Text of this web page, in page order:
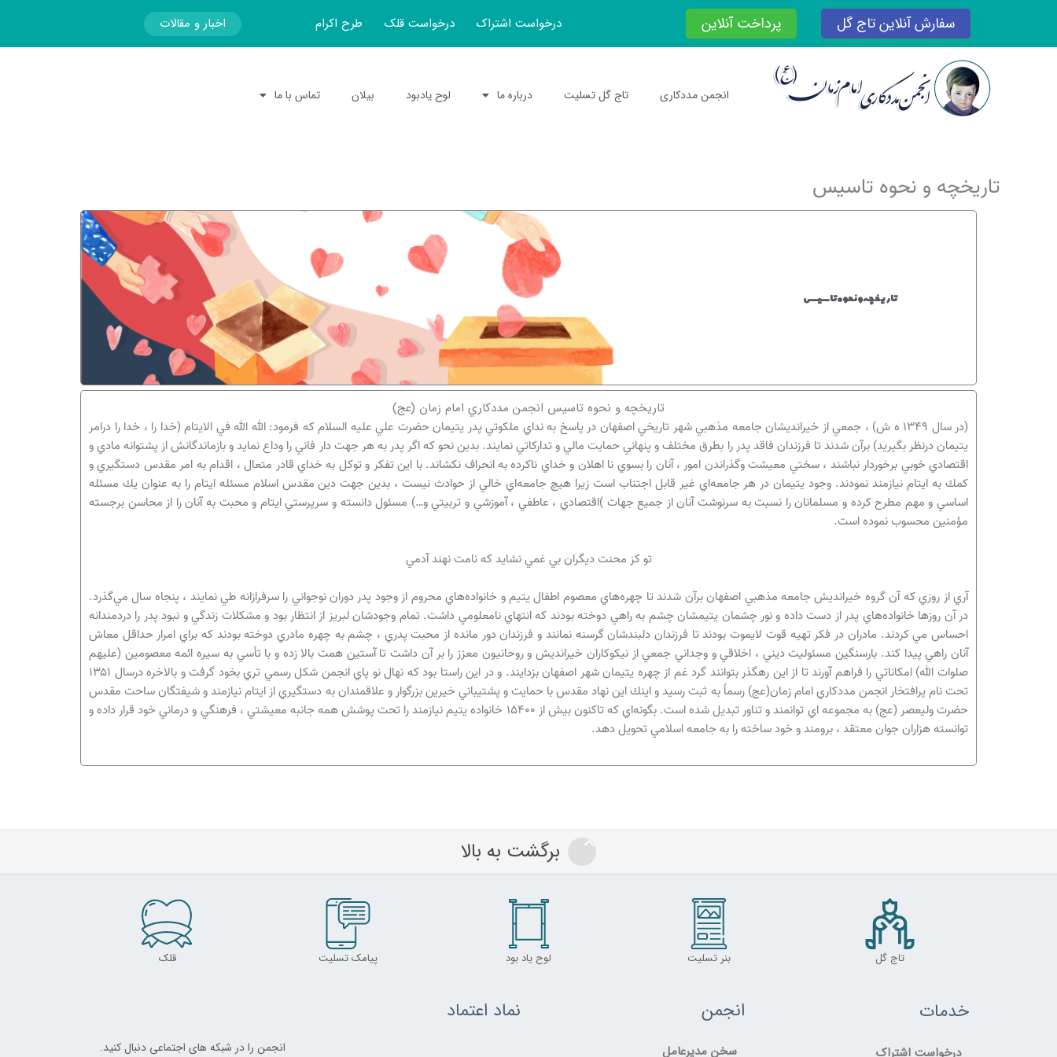
محتوا
سفارش آنلاین تاج گل پرداخت آنلاین درخواست اشتراک درخواست قلک طرح اکرام اخبار و مقالات
انجمن مددکاری تاج گل تسلیت درباره ما لوح یادبود بیلان تماس با ما
تاریخچه و نحوه تاسیس
تاریخچه و نحوه تاسیس
تاريخچه و نحوه تاسيس انجمن مددکاري امام زمان (عج)
(در سال ۱۳۴۹ ه ش) ، جمعي از خيرانديشان جامعه مذهبي شهر تاريخي اصفهان در پاسخ به نداي ملكوتي پدر يتيمان حضرت علي عليه السلام كه فرمود: الله الله في الايتام (خدا را ، خدا را درامر
يتيمان درنظر بگيريد) برآن شدند تا فرزندان فاقد پدر را بطرق مختلف و پنهاني حمايت مالي و تداركاتي نمايند. بدين نحو كه اگر پدر به هر جهت دار فاني را وداع نمايد و بازماندگانش از پشتوانه مادي و
اقتصادي خوبي برخوردار نباشند ، سختي معيشت وگذراندن امور ، آنان را بسوي نا اهلان و خداي ناكرده به انحراف نكشاند. با اين تفكر و توكل به خداي قادر متعال ، اقدام به امر مقدس دستگيري و
كمك به ايتام نيازمند نمودند. وجود يتيمان در هر جامعه‌اي غير قابل اجتناب است زيرا هيچ جامعه‌اي خالي از حوادث نيست ، بدين جهت دين مقدس اسلام مسئله ايتام را به عنوان يك مسئله
اساسي و مهم مطرح كرده و مسلمانان را نسبت به سرنوشت آنان از جميع جهات )اقتصادي ، عاطفي ، آموزشي و تربيتي و…) مسئول دانسته و سرپرستي ايتام و محبت به آنان را از محاسن برجسته
مؤمنين محسوب نموده است.
تو كز محنت ديگران بي غمي نشايد كه نامت نهند آدمي
آري از روزي كه آن گروه خيرانديش جامعه مذهبي اصفهان برآن شدند تا چهره‌هاي معصوم اطفال يتيم و خانواده‌هاي محروم از وجود پدر دوران نوجواني را سرفرازانه طي نمايند ، پنجاه سال مي‌گذرد.
در آن روزها خانواده‌هاي پدر از دست داده و نور چشمان يتيمشان چشم به راهي دوخته بودند كه انتهاي نامعلومي داشت. تمام وجودشان لبريز از انتظار بود و مشكلات زندگي و نبود پدر را دردمندانه
احساس مي كردند. مادران در فكر تهيه قوت لايموت بودند تا فرزندان دلبندشان گرسنه نمانند و فرزندان دور مانده از محبت پدري ، چشم به چهره مادري دوخته بودند كه براي امرار حداقل معاش
آنان راهي پيدا كند. بارسنگين مسئوليت ديني ، اخلاقي و وجداني جمعي از نيكوكاران خيرانديش و روحانيون معزز را بر آن داشت تا آستين همت بالا زده و با تأسي به سيره ائمه معصومين (عليهم
صلوات الله) امكاناتي را فراهم آورند تا از اين رهگذر بتوانند گرد غم از چهره يتيمان شهر اصفهان بزدايند. و در اين راستا بود كه نهال نو پاي انجمن شكل رسمي تري بخود گرفت و بالاخره درسال ۱۳۵۱
تحت نام پرافتخار انجمن مددكاري امام زمان‌(عج) رسماً به ثبت رسيد و اينك اين نهاد مقدس با حمايت و پشتيباني خيرين بزرگوار و علاقمندان به دستگيري از ايتام نيازمند و شيفتگان ساحت مقدس
حضرت وليعصر (عج) به مجموعه اي توانمند و تناور تبديل شده است. بگونه‌اي كه تاكنون بيش از ۱۵۴۰۰ خانواده يتيم نيازمند را تحت پوشش همه جانبه معيشتي ، فرهنگي و درماني خود قرار داده و
توانسته هزاران جوان معتقد ، برومند و خود ساخته را به جامعه اسلامي تحويل دهد.
برگشت به بالا
تاج گل بنر تسلیت لوح یاد بود پیامک تسلیت قلک
خدمات
درخواست اشتراک
انجمن
سخن مدیرعامل
نماد اعتماد
انجمن را در شبکه های اجتماعی دنبال کنید.